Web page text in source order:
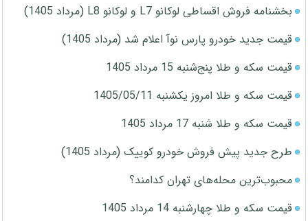
بخشنامه فروش اقساطی لوکانو L7 و لوکانو L8 (مرداد 1405)
قیمت جدید خودرو پارس نوآ اعلام شد (مرداد 1405)
قیمت سکه و طلا پنج‌شنبه 15 مرداد 1405
قیمت سکه و طلا امروز یکشنبه 1405/05/11
قیمت سکه و طلا شنبه 17 مرداد 1405
طرح جدید پیش فروش خودرو کوییک (مرداد 1405)
محبوب‌ترین محله‌های تهران کدامند؟
قیمت سکه و طلا چهارشنبه 14 مرداد 1405